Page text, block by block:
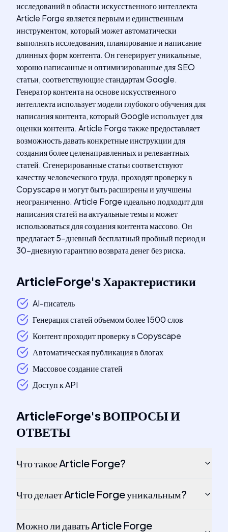
исследований в области искусственного интеллекта
Article Forge является первым и единственным
инструментом, который может автоматически
выполнять исследования, планирование и написание
длинных форм контента. Он генерирует уникальные,
хорошо написанные и оптимизированные для SEO
статьи, соответствующие стандартам Google.
Генератор контента на основе искусственного
интеллекта использует модели глубокого обучения для
написания контента, который Google использует для
оценки контента. Article Forge также предоставляет
возможность давать конкретные инструкции для
создания более целенаправленных и релевантных
статей. Сгенерированные статьи соответствуют
качеству человеческого труда, проходят проверку в
Copyscape и могут быть расширены и улучшены
неограниченно. Article Forge идеально подходит для
написания статей на актуальные темы и может
использоваться для создания контента массово. Он
предлагает 5-дневный бесплатный пробный период и
30-дневную гарантию возврата денег без риска.
ArticleForge'sХарактеристики
AI-писатель
Генерация статей объемом более 1500 слов
Контент проходит проверку в Copyscape
Автоматическая публикация в блогах
Массовое создание статей
Доступ к API
ArticleForge'sВОПРОСЫ И
ОТВЕТЫ
Что такое Article Forge?
Что делает Article Forge уникальным?
Можно ли давать Article Forge